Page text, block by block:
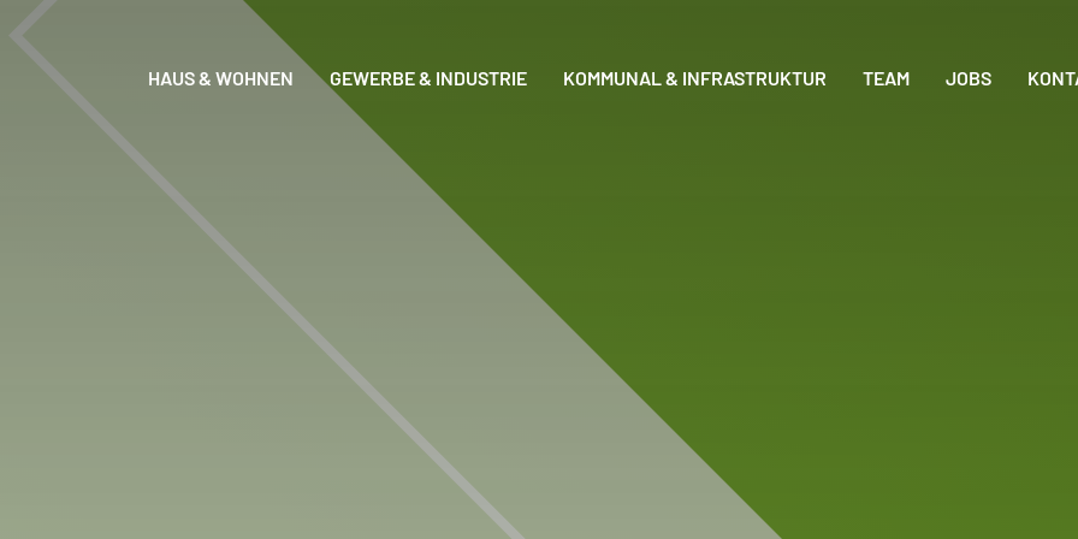
HAUS & WOHNEN GEWERBE & INDUSTRIE KOMMUNAL & INFRASTRUKTUR TEAM JOBS